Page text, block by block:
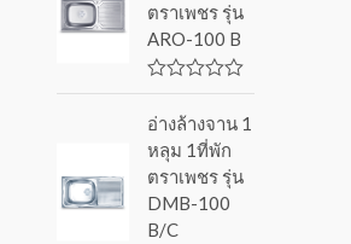
ตราเพชร รุ่น
ARO-100 B
a
t
e
0
o
u
t
อ่างล้างจาน 1
หลุม 1ที่พัก
ตราเพชร รุ่น
DMB-100
B/C